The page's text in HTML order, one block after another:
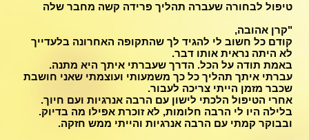
טיפול לבחורה שעברה תהליך פרידה קשה מחבר שלה
"קרן אהובה,
קודם כל חשוב לי להגיד לך שהתקופה האחרונה בלעדייך
לא היתה נראית אותו דבר.
באמת תודה על הכל. הדרך שעברתי איתך היא מתנה.
עברתי איתך תהליך כל כך משמעותי ועוצמתי שאני חושבת
שכבר מזמן הייתי צריכה לעבור.
אחרי הטיפול הלכתי לישון עם הרבה אנרגיות ועם חיוך.
בלילה היו לי הרבה חלומות, לא זוכרת אפילו מה בדיוק.
ובבוקר קמתי עם הרבה אנרגיות והייתי ממש חזקה.